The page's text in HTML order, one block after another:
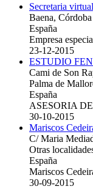
Secretaria
Baena,
España
Empresa
23-12-2015
ESTUDIO
Cami de Son
Palma de
España
ASESORIA
30-10-2015
Mariscos
C/ Maria
Otras
España
Mariscos
30-09-2015